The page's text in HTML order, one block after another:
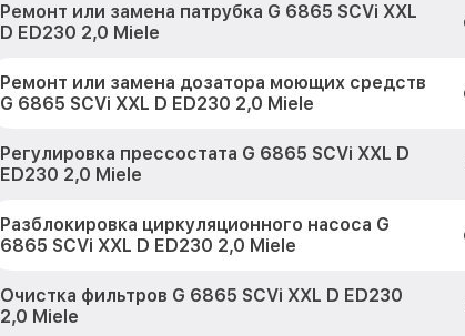
Ремонт или замена патрубка G 6865 SCVi XXL
D ED230 2,0 Miele
Ремонт или замена дозатора моющих средств
G 6865 SCVi XXL D ED230 2,0 Miele
Регулировка прессостата G 6865 SCVi XXL D
ED230 2,0 Miele
Разблокировка циркуляционного насоса G
6865 SCVi XXL D ED230 2,0 Miele
Очистка фильтров G 6865 SCVi XXL D ED230
2,0 Miele